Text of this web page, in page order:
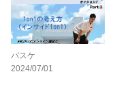
バスケ
2024/07/01